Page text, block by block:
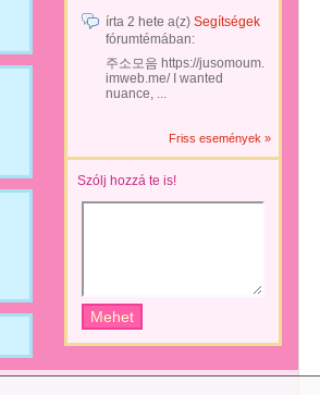
írta 2 hete a(z) Segítségek
fórumtémában:
주소모음 https://jusomoum.
imweb.me/ I wanted
nuance, ...
Friss események »
Szólj hozzá te is!